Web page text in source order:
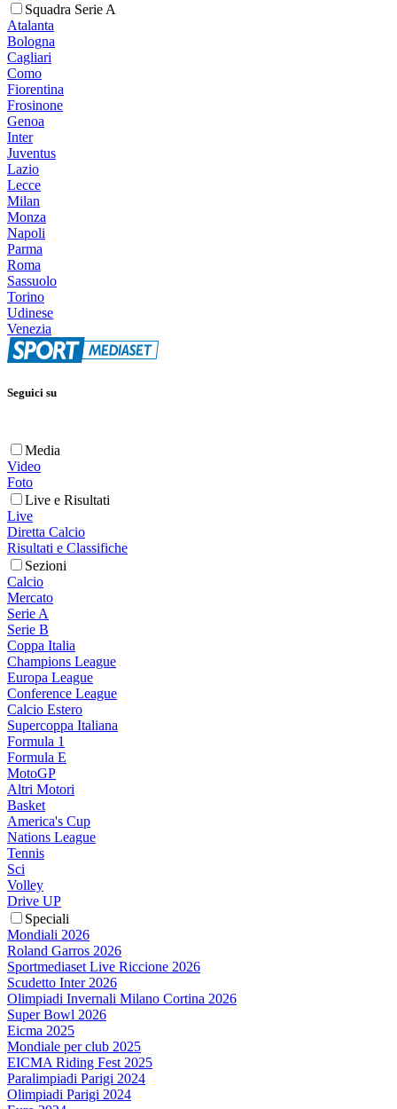
Squadra Serie A
Atalanta
Bologna
Cagliari
Como
Fiorentina
Frosinone
Genoa
Inter
Juventus
Lazio
Lecce
Milan
Monza
Napoli
Parma
Roma
Sassuolo
Torino
Udinese
Venezia
Seguici su
Media
Video
Foto
Live e Risultati
Live
Diretta Calcio
Risultati e Classifiche
Sezioni
Calcio
Mercato
Serie A
Serie B
Coppa Italia
Champions League
Europa League
Conference League
Calcio Estero
Supercoppa Italiana
Formula 1
Formula E
MotoGP
Altri Motori
Basket
America's Cup
Nations League
Tennis
Sci
Volley
Drive UP
Speciali
Mondiali 2026
Roland Garros 2026
Sportmediaset Live Riccione 2026
Scudetto Inter 2026
Olimpiadi Invernali Milano Cortina 2026
Super Bowl 2026
Eicma 2025
Mondiale per club 2025
EICMA Riding Fest 2025
Paralimpiadi Parigi 2024
Olimpiadi Parigi 2024